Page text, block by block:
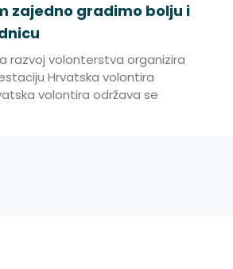
zajedno gradimo bolju i
razvoj volonterstva organizira
Hrvatska volontira
volontira održava se